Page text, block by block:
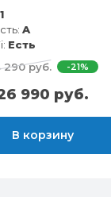
A
Есть
290 руб.
-21%
990 руб.
В корзину